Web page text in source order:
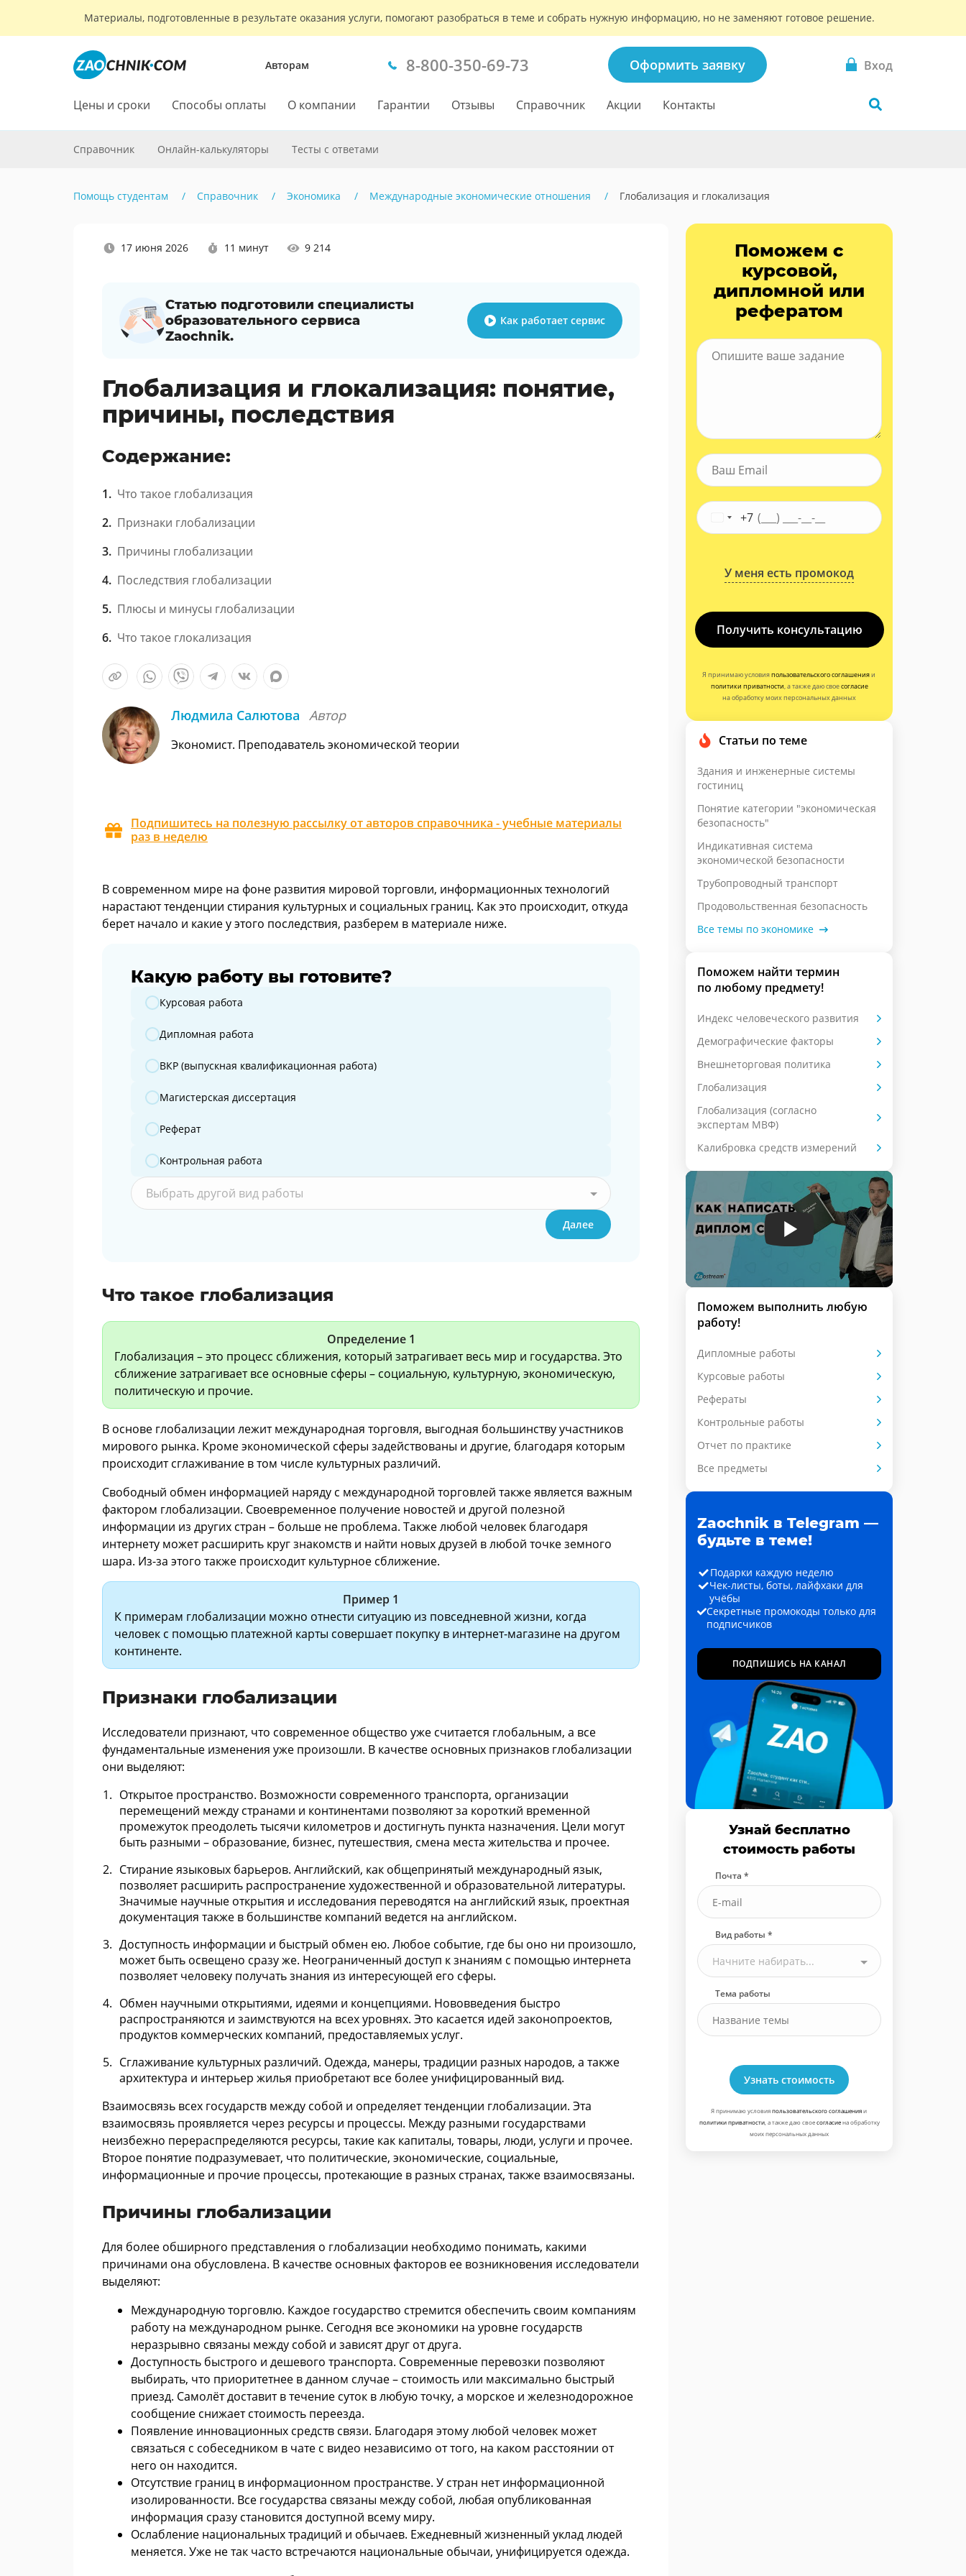
Материалы, подготовленные в результате оказания услуги, помогают разобраться в теме и собрать нужную информацию, но не заменяют готовое решение.
Авторам 8-800-350-69-73 Оформить заявку Вход
Цены и сроки Способы оплаты О компании Гарантии Отзывы Справочник Акции Контакты
Справочник Онлайн-калькуляторы Тесты с ответами
Помощь студентам Справочник Экономика Международные экономические отношения Глобализация и глокализация
17 июня 2026 11 минут 9 214
Статью подготовили специалисты
образовательного сервиса
Zaochnik.
Как работает сервис
Глобализация и глокализация: понятие,
причины, последствия
Содержание:
Что такое глобализация
Признаки глобализации
Причины глобализации
Последствия глобализации
Плюсы и минусы глобализации
Что такое глокализация
Людмила Салютова Автор
Экономист. Преподаватель экономической теории
Подпишитесь на полезную рассылку от авторов справочника - учебные материалы
раз в неделю
В современном мире на фоне развития мировой торговли, информационных технологий
нарастают тенденции стирания культурных и социальных границ. Как это происходит, откуда
берет начало и какие у этого последствия, разберем в материале ниже.
Какую работу вы готовите?
Какую работу вы готовите?
Курсовая работа
Дипломная работа
ВКР (выпускная квалификационная работа)
Магистерская диссертация
Реферат
Контрольная работа
Выбрать другой вид работы
Далее
Что такое глобализация
Определение 1
Глобализация – это процесс сближения, который затрагивает весь мир и государства. Это
сближение затрагивает все основные сферы – социальную, культурную, экономическую,
политическую и прочие.
В основе глобализации лежит международная торговля, выгодная большинству участников
мирового рынка. Кроме экономической сферы задействованы и другие, благодаря которым
происходит сглаживание в том числе культурных различий.
Свободный обмен информацией наряду с международной торговлей также является важным
фактором глобализации. Своевременное получение новостей и другой полезной
информации из других стран – больше не проблема. Также любой человек благодаря
интернету может расширить круг знакомств и найти новых друзей в любой точке земного
шара. Из-за этого также происходит культурное сближение.
Пример 1
К примерам глобализации можно отнести ситуацию из повседневной жизни, когда
человек с помощью платежной карты совершает покупку в интернет-магазине на другом
континенте.
Признаки глобализации
Исследователи признают, что современное общество уже считается глобальным, а все
фундаментальные изменения уже произошли. В качестве основных признаков глобализации
они выделяют:
Открытое пространство. Возможности современного транспорта, организации
перемещений между странами и континентами позволяют за короткий временной
промежуток преодолеть тысячи километров и достигнуть пункта назначения. Цели могут
быть разными – образование, бизнес, путешествия, смена места жительства и прочее.
Стирание языковых барьеров. Английский, как общепринятый международный язык,
позволяет расширить распространение художественной и образовательной литературы.
Значимые научные открытия и исследования переводятся на английский язык, проектная
документация также в большинстве компаний ведется на английском.
Доступность информации и быстрый обмен ею. Любое событие, где бы оно ни произошло,
может быть освещено сразу же. Неограниченный доступ к знаниям с помощью интернета
позволяет человеку получать знания из интересующей его сферы.
Обмен научными открытиями, идеями и концепциями. Нововведения быстро
распространяются и заимствуются на всех уровнях. Это касается идей законопроектов,
продуктов коммерческих компаний, предоставляемых услуг.
Сглаживание культурных различий. Одежда, манеры, традиции разных народов, а также
архитектура и интерьер жилья приобретают все более унифицированный вид.
Взаимосвязь всех государств между собой и определяет тенденции глобализации. Эта
взаимосвязь проявляется через ресурсы и процессы. Между разными государствами
неизбежно перераспределяются ресурсы, такие как капиталы, товары, люди, услуги и прочее.
Второе понятие подразумевает, что политические, экономические, социальные,
информационные и прочие процессы, протекающие в разных странах, также взаимосвязаны.
Причины глобализации
Для более обширного представления о глобализации необходимо понимать, какими
причинами она обусловлена. В качестве основных факторов ее возникновения исследователи
выделяют:
Международную торговлю. Каждое государство стремится обеспечить своим компаниям
работу на международном рынке. Сегодня все экономики на уровне государств
неразрывно связаны между собой и зависят друг от друга.
Доступность быстрого и дешевого транспорта. Современные перевозки позволяют
выбирать, что приоритетнее в данном случае – стоимость или максимально быстрый
приезд. Самолёт доставит в течение суток в любую точку, а морское и железнодорожное
сообщение снижает стоимость переезда.
Появление инновационных средств связи. Благодаря этому любой человек может
связаться с собеседником в чате с видео независимо от того, на каком расстоянии от
него он находится.
Отсутствие границ в информационном пространстве. У стран нет информационной
изолированности. Все государства связаны между собой, любая опубликованная
информация сразу становится доступной всему миру.
Ослабление национальных традиций и обычаев. Ежедневный жизненный уклад людей
меняется. Уже не так часто встречаются национальные обычаи, унифицируется одежда.
Поможем с
курсовой,
дипломной или
рефератом
+7
У меня есть промокод
Получить консультацию
Я принимаю условияпользовательского соглашенияи
политики приватности, а также даю своесогласие
на обработку моих персональных данных
Статьи по теме
Здания и инженерные системы
гостиниц
Понятие категории "экономическая
безопасность"
Индикативная система
экономической безопасности
Трубопроводный транспорт
Продовольственная безопасность
Все темы по экономике
Поможем найти термин
по любому предмету!
Индекс человеческого развития
Демографические факторы
Внешнеторговая политика
Глобализация
Глобализация (согласно
экспертам МВФ)
Калибровка средств измерений
Поможем выполнить любую
работу!
Дипломные работы
Курсовые работы
Рефераты
Контрольные работы
Отчет по практике
Все предметы
Zaochnik в Telegram —
будьте в теме!
Подарки каждую неделю
Чек-листы, боты, лайфхаки для
учёбы
Секретные промокоды только для
подписчиков
ПОДПИШИСЬ НА КАНАЛ
Узнай бесплатно
стоимость работы
Почта *
Вид работы *
Начните набирать...
Тема работы
Узнать стоимость
Я принимаю условияпользовательского соглашенияи
политики приватности, а также даю своесогласиена обработку
моих персональных данных